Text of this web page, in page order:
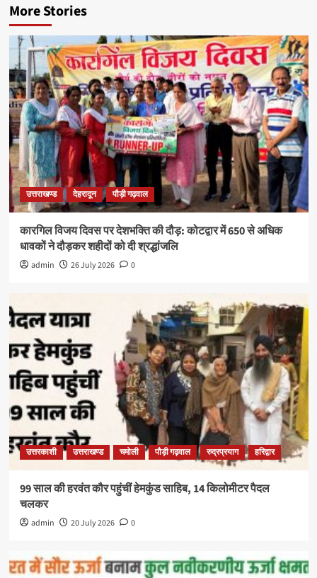
More Stories
उत्तराखण्ड देहरादून पौड़ी गढ़वाल
कारगिल विजय दिवस पर देशभक्ति की दौड़: कोटद्वार में 650 से अधिक
धावकों ने दौड़कर शहीदों को दी श्रद्धांजलि
admin 26 July 2026 0
उत्तरकाशी उत्तराखण्ड चमोली पौड़ी गढ़वाल रुद्रप्रयाग हरिद्वार
99 साल की हरवंत कौर पहुंचीं हेमकुंड साहिब, 14 किलोमीटर पैदल
चलकर
admin 20 July 2026 0